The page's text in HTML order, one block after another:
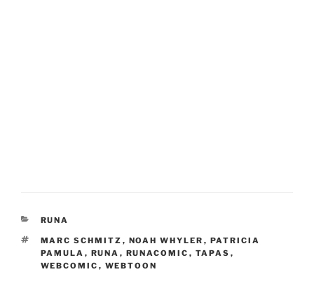
KATEGORIEN
RUNA
SCHLAGWÖRTER
MARC SCHMITZ , NOAH WHYLER , PATRICIA
PAMULA , RUNA , RUNACOMIC , TAPAS ,
WEBCOMIC , WEBTOON